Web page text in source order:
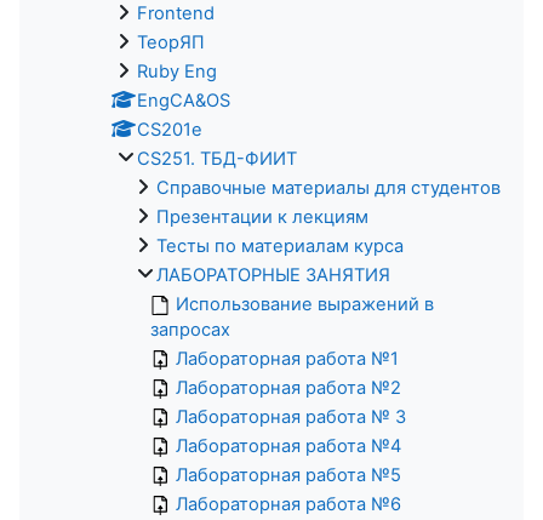
Frontend
ТеорЯП
Ruby Eng
EngCA&OS
CS201e
CS251. ТБД-ФИИТ
Справочные материалы для студентов
Презентации к лекциям
Тесты по материалам курса
ЛАБОРАТОРНЫЕ ЗАНЯТИЯ
Использование выражений в
запросах
Лабораторная работа №1
Лабораторная работа №2
Лабораторная работа № 3
Лабораторная работа №4
Лабораторная работа №5
Лабораторная работа №6